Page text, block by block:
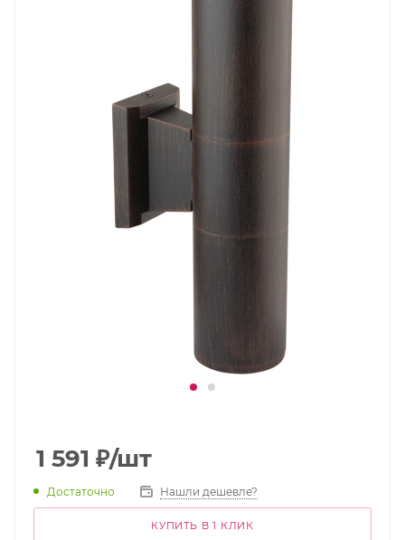
1 591 ₽/шт
Достаточно Нашли дешевле?
КУПИТЬ В 1 КЛИК